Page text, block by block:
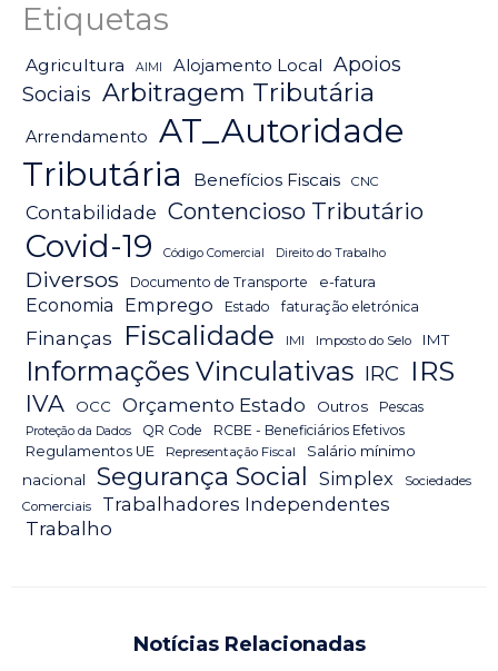
Etiquetas
Agricultura AIMI Alojamento Local
Apoios
Sociais Arbitragem Tributária
Arrendamento
AT_Autoridade
Tributária
Benefícios Fiscais CNC
Contabilidade Contencioso Tributário
Covid-19 Código Comercial Direito do Trabalho
Diversos Documento de Transporte e-fatura
Economia Emprego Estado faturação eletrónica
Finanças Fiscalidade IMI Imposto do Selo IMT
Informações Vinculativas IRC IRS
IVA OCC Orçamento Estado Outros Pescas
Proteção da Dados QR Code
RCBE - Beneficiários Efetivos
Regulamentos UE
Representação Fiscal
Salário mínimo
nacional
Segurança Social Simplex
Sociedades
Comerciais
Trabalhadores Independentes
Trabalho
Notícias Relacionadas